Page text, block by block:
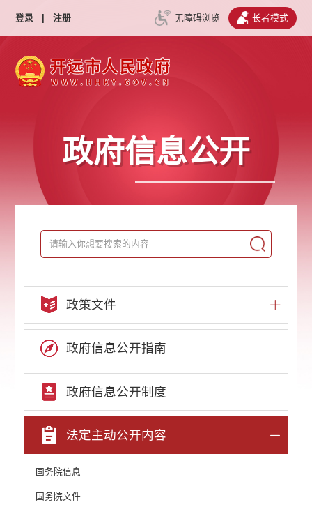
登录 | 注册 无障碍浏览 长者模式
政府信息公开
政策文件
政府信息公开指南
政府信息公开制度
法定主动公开内容
国务院信息
国务院文件